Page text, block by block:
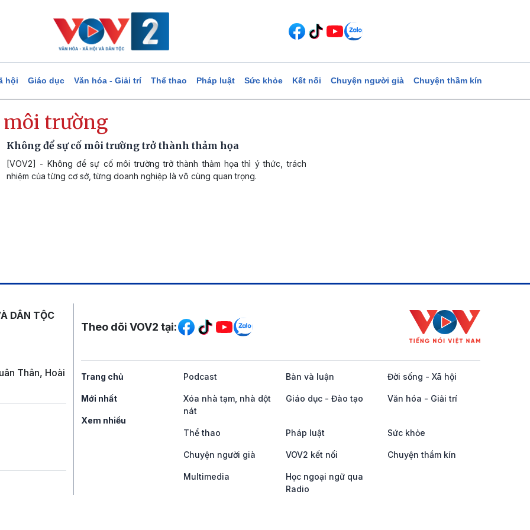
hội Giáo dục Văn hóa - Giải trí Thể thao Pháp luật Sức khỏe Kết nối Chuyện người già Chuyện thầm kín
môi trường
Không để sự cố môi trường trở thành thảm họa
[VOV2] - Không để sự cố môi trường trở thành thảm họa thì ý thức, trách
nhiệm của từng cơ sở, từng doanh nghiệp là vô cùng quan trọng.
DÂN TỘC
Thân, Hoài
Mạng xã hội
Theo dõi VOV2 tại:
Trang chủ
Mới nhất
Xem nhiều
Podcast Bàn và luận Đời sống - Xã hội
Xóa nhà tạm, nhà dột
nát
Giáo dục - Đào tạo Văn hóa - Giải trí
Thể thao Pháp luật Sức khỏe
Chuyện người già VOV2 kết nối Chuyện thầm kín
Multimedia
Học ngoại ngữ qua
Radio